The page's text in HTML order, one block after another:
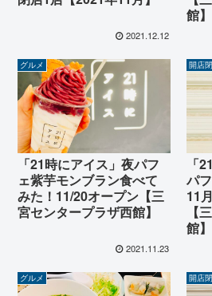
2021.12.12
館】
グルメ
「21時にアイス」夜パフ
ェ紫芋モンブラン食べて
みた！11/20オープン【三
宮センタープラザ西館】
2021.11.23
開店
「
パ
11
【
館】
グルメ 開店